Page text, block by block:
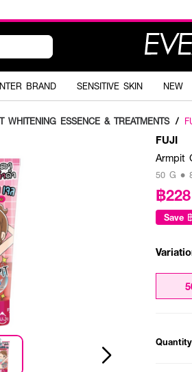
BRAND SENSITIVE SKIN NEW
WHITENING ESSENCE & TREATMENTS /
FUJI
Armpit
50 G •
฿228
Save